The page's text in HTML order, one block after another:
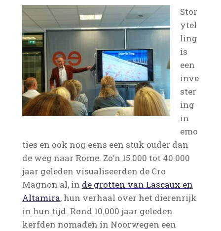
Stor
ytel
ling
is
een
inve
ster
ing
in
emo
ties en ook nog eens een stuk ouder dan
de weg naar Rome. Zo’n 15.000 tot 40.000
jaar geleden visualiseerden de Cro
Magnon al, in de grotten van Lascaux en
Altamira, hun verhaal over het dierenrijk
in hun tijd. Rond 10.000 jaar geleden
kerfden nomaden in Noorwegen een